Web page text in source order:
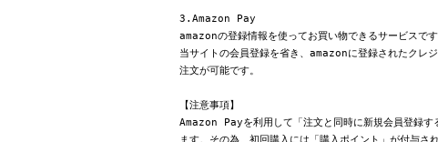
3.Amazon Pay
amazonの登録情報を使ってお買い物できるサービスです
当サイトの会員登録を省き、amazonに登録されたクレ
注文が可能です。
【注意事項】
Amazon Payを利用して「注文と同時に新規会員登録す